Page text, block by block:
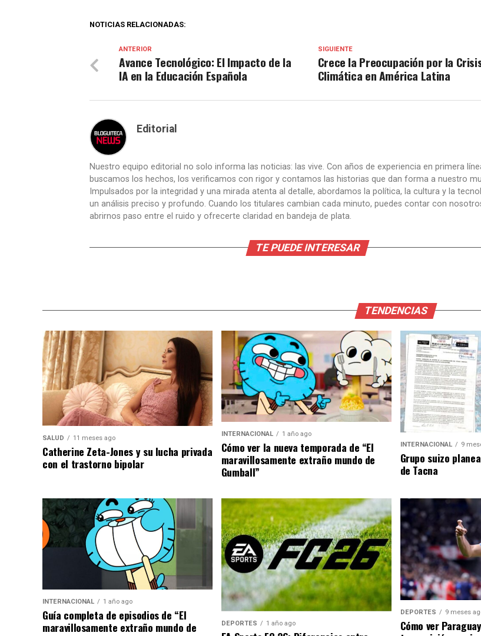
NOTICIAS RELACIONADAS:
SIGUIENTE
Crece la Preocupación por la
Climática en América Latina
ANTERIOR
Avance Tecnológico: El Impacto de la
IA en la Educación Española
Editorial
Nuestro equipo editorial no solo informa las noticias: las vive. Con años de experiencia en primera
buscamos los hechos, los verificamos con rigor y contamos las historias que dan forma a nuestro
Impulsados por la integridad y una mirada atenta al detalle, abordamos la política, la cultura y la
un análisis preciso y profundo. Cuando los titulares cambian cada minuto, puedes contar con
abrirnos paso entre el ruido y ofrecerte claridad en bandeja de plata.
TE PUEDE INTERESAR
TENDENCIAS
SALUD 11 meses ago
Catherine Zeta-Jones y su lucha privada
con el trastorno bipolar
INTERNACIONAL 1 año ago
Cómo ver la nueva temporada de “El
maravillosamente extraño mundo de
Gumball”
INTERNACIONAL 9
Grupo suizo
de Tacna
INTERNACIONAL 1 año ago
Guía completa de episodios de “El
maravillosamente extraño mundo de
DEPORTES 1 año ago
DEPORTES 9 meses
Cómo ver